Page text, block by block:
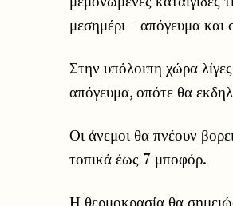
μεσημέρι – απόγευμα και
Στην υπόλοιπη χώρα
απόγευμα, οπότε θα
Οι άνεμοι θα πνέουν
τοπικά έως 7 μποφόρ.
Η θερμοκρασία θα